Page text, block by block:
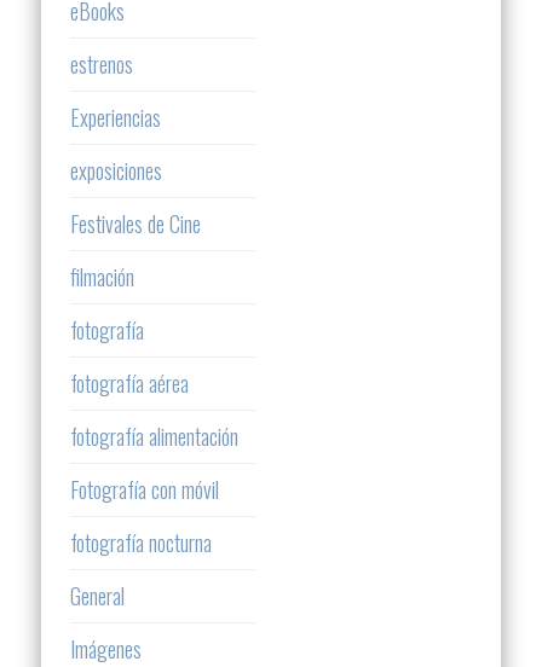
eBooks
estrenos
Experiencias
exposiciones
Festivales de Cine
filmación
fotografía
fotografía aérea
fotografía alimentación
Fotografía con móvil
fotografía nocturna
General
Imágenes